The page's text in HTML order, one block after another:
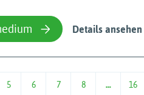
Details ansehen
5 6 7 8 … 16